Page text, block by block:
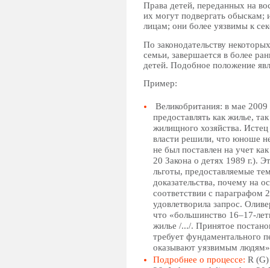
Права детей, переданных на
их могут подвергать обыскам;
лицам; они более уязвимы к
По законодательству
семьи, завершается в более
детей. Подобное положение
Пример:
Великобритания: в мае
предоставлять как жилье,
жилищного хозяйства.
власти решили, что юноше
не был поставлен на учет
20 Закона о детях 1989 г.).
льготы, предоставляемые
доказательства, почему на
соответствии с параграфом
удовлетворила запрос.
что «большинство 16–17-
жилье /.../. Принятое
требует фундаментального
оказывают уязвимым
Подробнее о процессе: R